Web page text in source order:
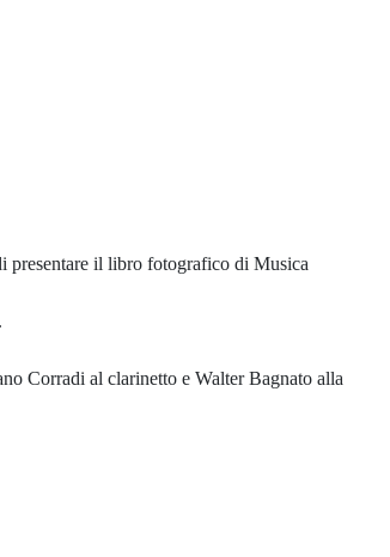
presentare il libro fotografico di Musica
Corradi al clarinetto e Walter Bagnato alla